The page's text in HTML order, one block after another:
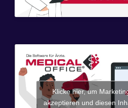
Klicke hier, um
akzeptieren und diesen